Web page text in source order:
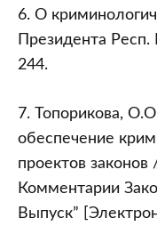
6. О
Президента Респ.
244.
7. Топорикова,
обеспечение
проектов
Комментарии
Выпуск”